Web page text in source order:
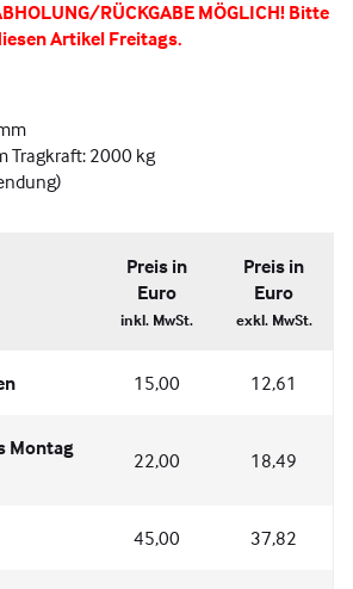
RÜCKGABE MÖGLICH! Bitte
Artikel Freitags.
Tragkraft: 2000 kg
Preis in
Euro
inkl. MwSt.
Preis in
Euro
exkl. MwSt.
15,00 12,61
Montag
22,00 18,49
45,00 37,82